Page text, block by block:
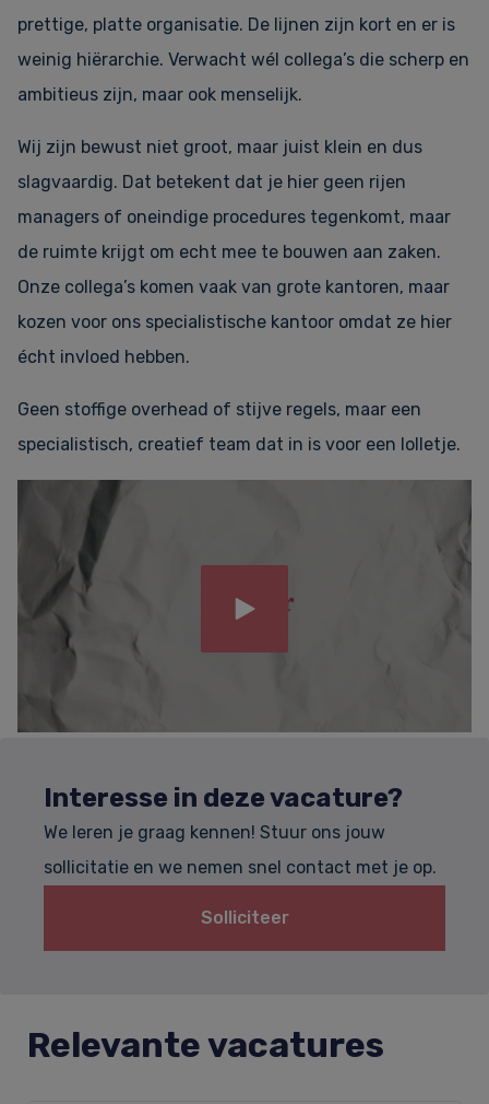
prettige, platte organisatie. De lijnen zijn kort en er is
weinig hiërarchie. Verwacht wél collega’s die scherp en
ambitieus zijn, maar ook menselijk.
Wij zijn bewust niet groot, maar juist klein en dus
slagvaardig. Dat betekent dat je hier geen rijen
managers of oneindige procedures tegenkomt, maar
de ruimte krijgt om echt mee te bouwen aan zaken.
Onze collega’s komen vaak van grote kantoren, maar
kozen voor ons specialistische kantoor omdat ze hier
écht invloed hebben.
Geen stoffige overhead of stijve regels, maar een
specialistisch, creatief team dat in is voor een lolletje.
Interesse in deze vacature?
We leren je graag kennen! Stuur ons jouw
sollicitatie en we nemen snel contact met je op.
Solliciteer
Relevante vacatures